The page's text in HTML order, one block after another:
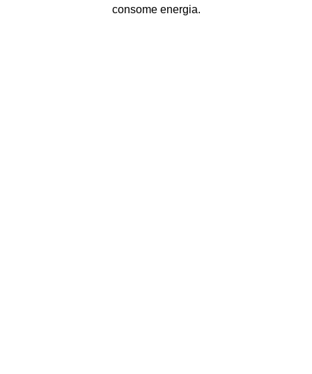
consome energia.